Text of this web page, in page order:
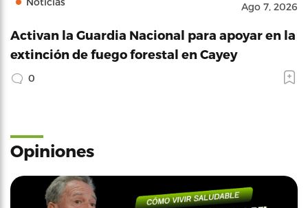
Ago 7, 2026
Activan la Guardia Nacional para apoyar en la
extinción de fuego forestal en Cayey
0
Opiniones